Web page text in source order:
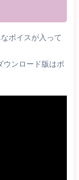
ボイスが入って
ウンロード版はボ